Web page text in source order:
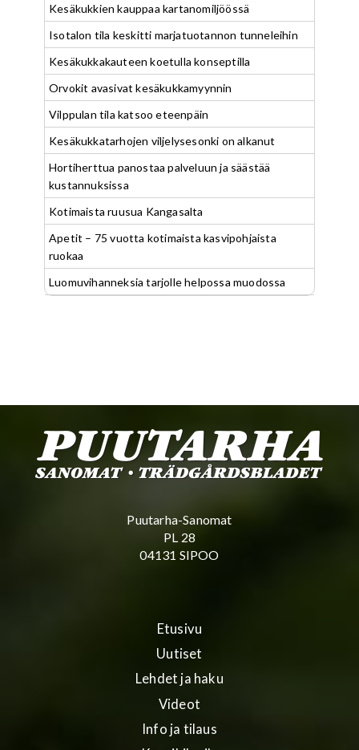
Kesäkukkien kauppaa kartanomiljöössä
Isotalon tila keskitti marjatuotannon tunneleihin
Kesäkukkakauteen koetulla konseptilla
Orvokit avasivat kesäkukkamyynnin
Vilppulan tila katsoo eteenpäin
Kesäkukkatarhojen viljelysesonki on alkanut
Hortiherttua panostaa palveluun ja säästää
kustannuksissa
Kotimaista ruusua Kangasalta
Apetit – 75 vuotta kotimaista kasvipohjaista
ruokaa
Luomuvihanneksia tarjolle helpossa muodossa
Puutarha-Sanomat
PL 28
04131 SIPOO
Etusivu
Uutiset
Lehdet ja haku
Videot
Info ja tilaus